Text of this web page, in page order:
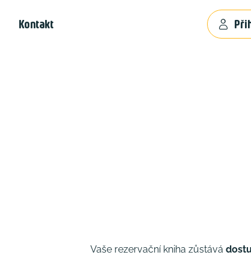
Kontakt
Vaše rezervační kniha zůstává